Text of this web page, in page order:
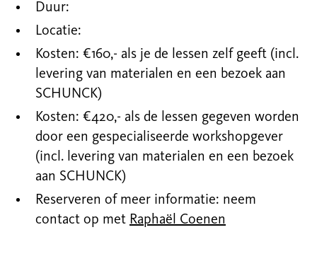
Duur:
Locatie:
Kosten: €160,- als je de lessen zelf geeft (incl.
levering van materialen en een bezoek aan
SCHUNCK)
Kosten: €420,- als de lessen gegeven worden
door een gespecialiseerde workshopgever
(incl. levering van materialen en een bezoek
aan SCHUNCK)
Reserveren of meer informatie: neem
contact op met Raphaël Coenen